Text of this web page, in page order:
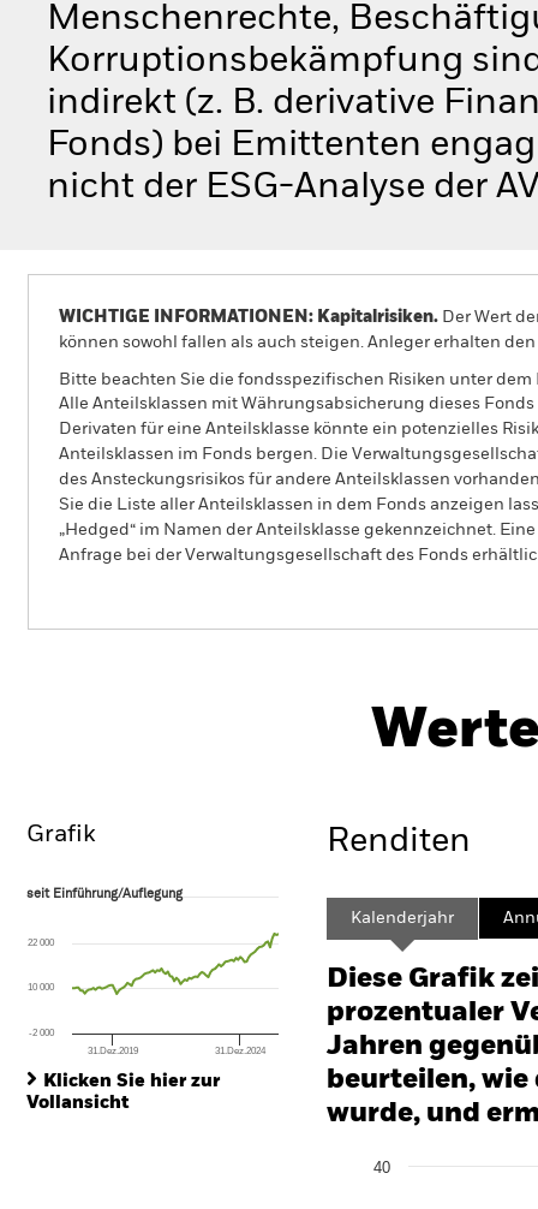
Menschenrechte,
Korruptionsbekämpfung
indirekt (z. B. derivative
Fonds) bei Emittenten
nicht der ESG-Analyse der
WICHTIGE INFORMATIONEN: Kapitalrisiken. Der Wert
können sowohl fallen als auch steigen. Anleger erhalten
Bitte beachten Sie die fondsspezifischen Risiken unter dem
Alle Anteilsklassen mit Währungsabsicherung dieses
Derivaten für eine Anteilsklasse könnte ein potenzielles
Anteilsklassen im Fonds bergen. Die
des Ansteckungsrisikos für andere Anteilsklassen
Sie die Liste aller Anteilsklassen in dem Fonds anzeigen
„Hedged“ im Namen der Anteilsklasse gekennzeichnet.
Anfrage bei der Verwaltungsgesellschaft des Fonds
Grafik
seit Einführung/Auflegung
The chart has 1 X axis displaying Time. Range: 2018-06-01 00:00:00 to
The chart has 1 Y axis displaying values. Range: -120 to 240.
seit Einführung/Auflegung
31.Dez.2019 31.Dez.2024
-2 000
10 000
22 000
Klicken Sie hier zur
Vollansicht
Renditen
Kalenderjahr
Diese Grafik
prozentualer
Jahren
beurteilen,
wurde, und
Bar chart with 2 data
40